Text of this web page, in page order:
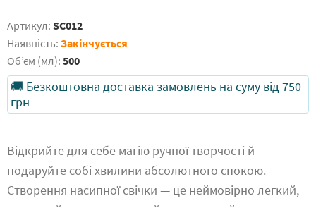
Артикул: SC012
Наявність: Закінчується
Обʼєм (мл): 500
🚚 Безкоштовна доставка замовлень на суму від 750
грн
Відкрийте для себе магію ручної творчості й
подаруйте собі хвилини абсолютного спокою.
Створення насипної свічки — це неймовірно легкий,